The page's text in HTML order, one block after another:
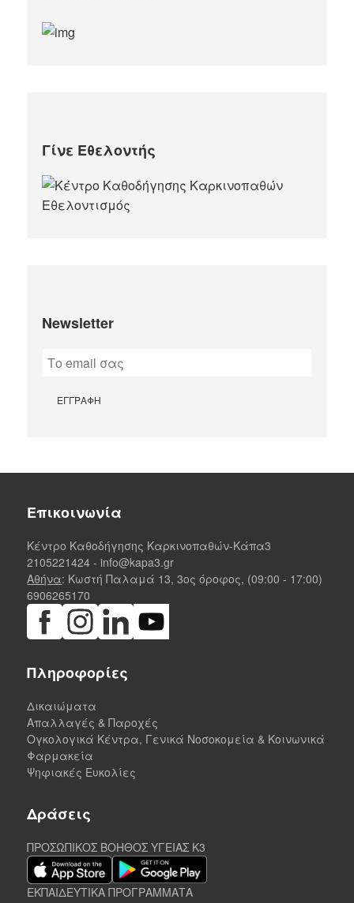
Γίνε Εθελοντής
Newsletter
Επικοινωνία
Κέντρο Καθοδήγησης Καρκινοπαθών-Κάπα3
2105221424 - info@kapa3.gr
Αθήνα: Κωστή Παλαμά 13, 3ος όροφος, (09:00 - 17:00)
6906265170
Πληροφορίες
Δικαιώματα
Απαλλαγές & Παροχές
Ογκολογικά Κέντρα, Γενικά Νοσοκομεία & Κοινωνικά
Φαρμακεία
Ψηφιακές Ευκολίες
Δράσεις
ΠΡΟΣΩΠΙΚΟΣ ΒΟΗΘΟΣ ΥΓΕΙΑΣ K3
ΕΚΠΑΙΔΕΥΤΙΚΑ ΠΡΟΓΡΑΜΜΑΤΑ